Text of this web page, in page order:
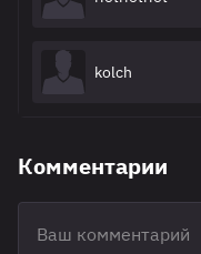
kolch
Комментарии